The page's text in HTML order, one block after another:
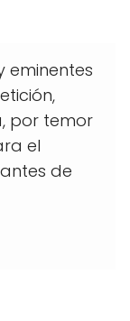
eminentes
por temor
el
de